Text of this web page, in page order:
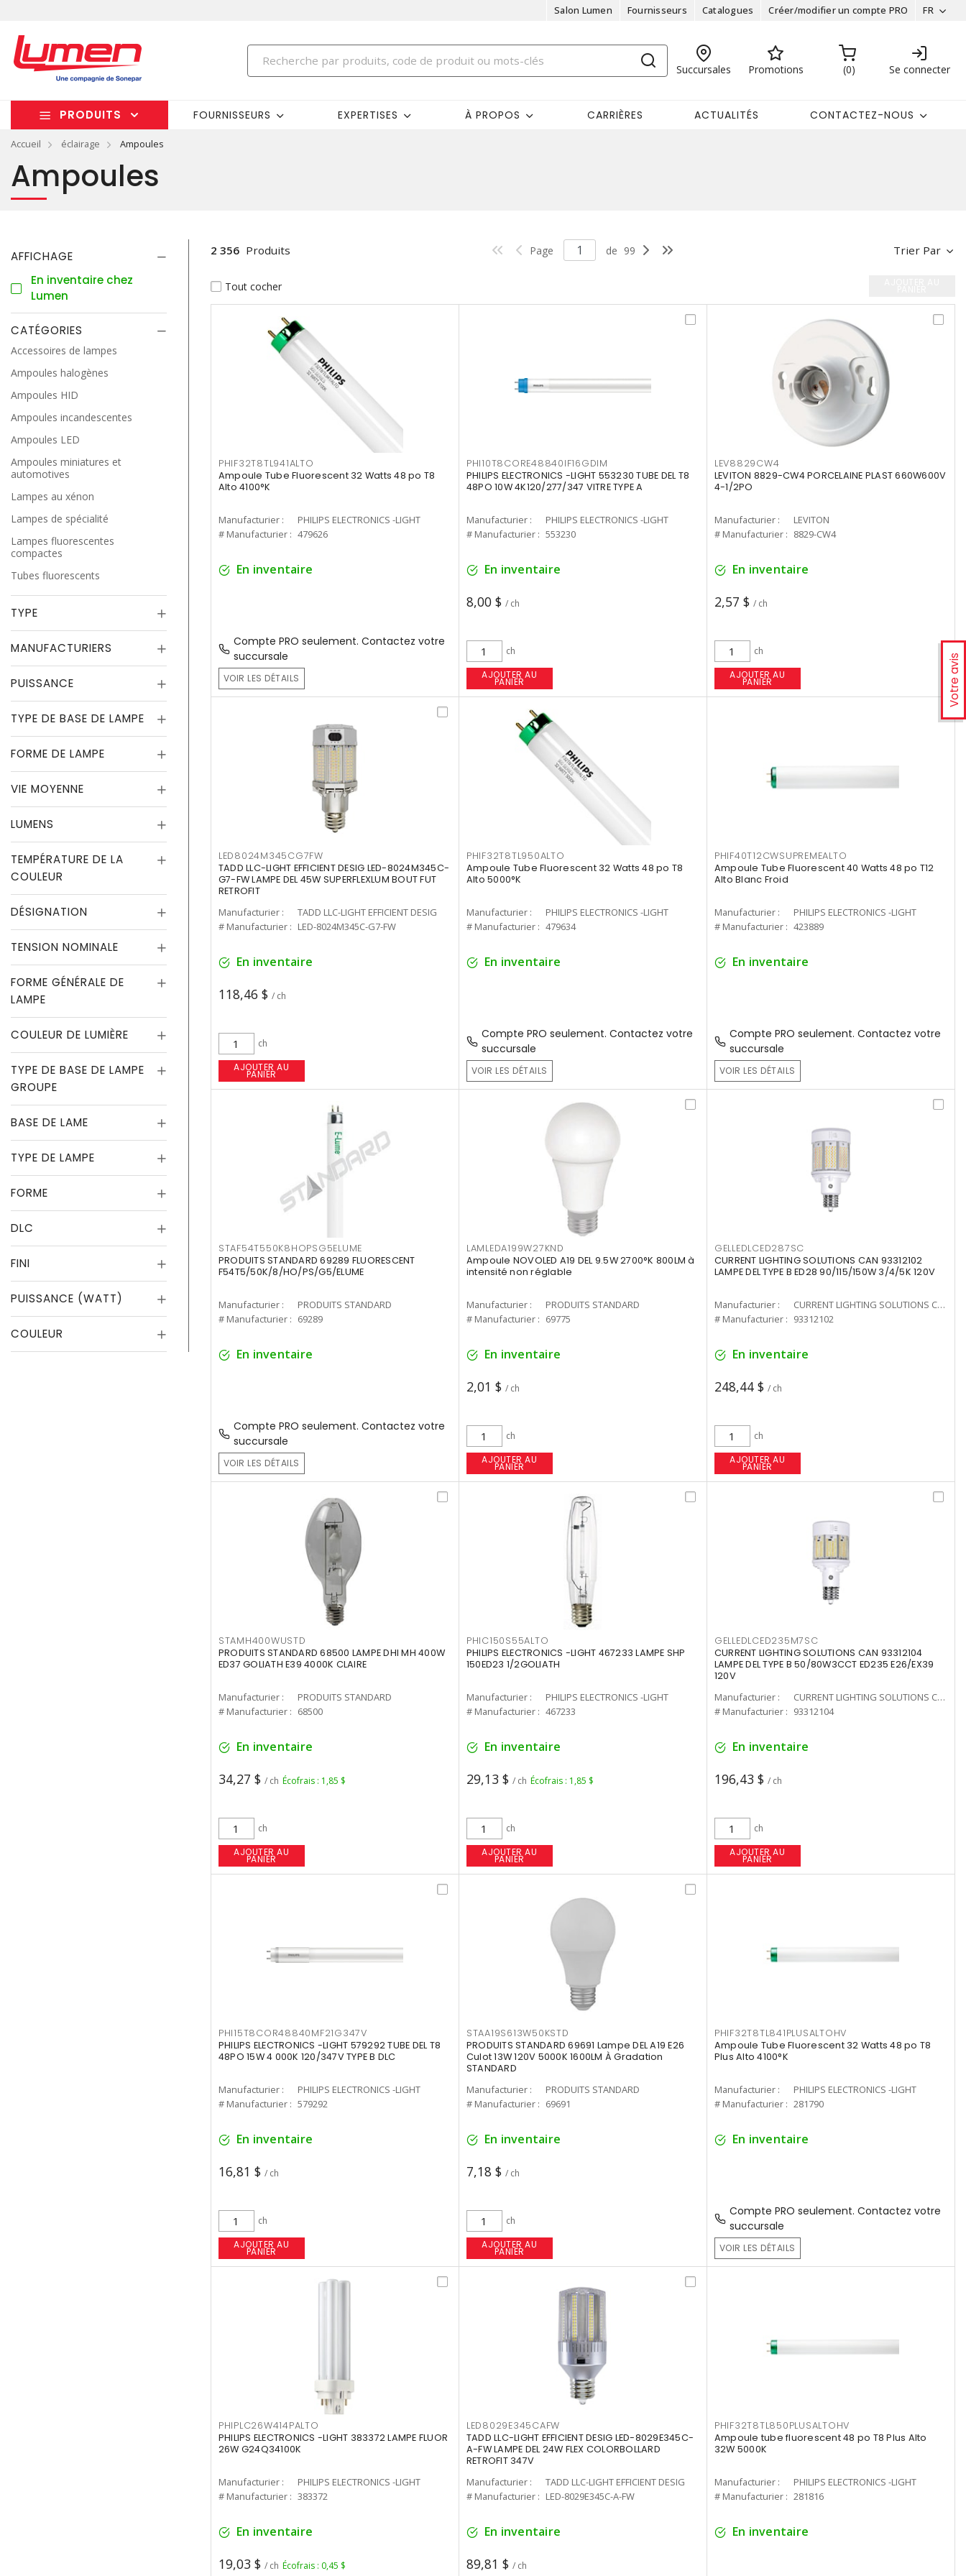
Salon Lumen Fournisseurs Catalogues Créer/modifier un compte PRO FR
Succursales Promotions 0 Se connecter
PRODUITS FOURNISSEURS EXPERTISES À PROPOS CARRIÈRES ACTUALITÉS CONTACTEZ-NOUS
Accueil éclairage Ampoules
Votre avis
Ampoules
AFFICHAGE
En inventaire chez
Lumen
CATÉGORIES
Accessoires de lampes
Ampoules halogènes
Ampoules HID
Ampoules incandescentes
Ampoules LED
Ampoules miniatures et
automotives
Lampes au xénon
Lampes de spécialité
Lampes fluorescentes
compactes
Tubes fluorescents
TYPE
MANUFACTURIERS
PUISSANCE
TYPE DE BASE DE LAMPE
FORME DE LAMPE
VIE MOYENNE
LUMENS
TEMPÉRATURE DE LA
COULEUR
DÉSIGNATION
TENSION NOMINALE
FORME GÉNÉRALE DE
LAMPE
COULEUR DE LUMIÈRE
TYPE DE BASE DE LAMPE
GROUPE
BASE DE LAME
TYPE DE LAMPE
FORME
DLC
FINI
PUISSANCE (WATT)
COULEUR
Trier Par
2 356 Produits Page de 99
Tout cocher
PHIF32T8TL941ALTO
Ampoule Tube Fluorescent 32 Watts 48 po T8
Alto 4100°K
Manufacturier :
PHILIPS ELECTRONICS -LIGHT
# Manufacturier : 479626
En inventaire
Compte PRO seulement. Contactez votre
succursale
VOIR LES DÉTAILS
PHI10T8CORE48840IF16GDIM
PHILIPS ELECTRONICS -LIGHT 553230 TUBE DEL T8
48PO 10W 4K120/277/347 VITRE TYPE A
Manufacturier :
PHILIPS ELECTRONICS -LIGHT
# Manufacturier : 553230
En inventaire
8,00 $ / ch
ch
AJOUTER AU
PANIER
LEV8829CW4
LEVITON 8829-CW4 PORCELAINE PLAST 660W600V
4-1/2PO
Manufacturier :
LEVITON
# Manufacturier : 8829-CW4
En inventaire
2,57 $ / ch
ch
AJOUTER AU
PANIER
LED8024M345CG7FW
TADD LLC-LIGHT EFFICIENT DESIG LED-8024M345C-
G7-FW LAMPE DEL 45W SUPERFLEXLUM BOUT FUT
RETROFIT
Manufacturier :
TADD LLC-LIGHT EFFICIENT DESIG
# Manufacturier : LED-8024M345C-G7-FW
En inventaire
118,46 $ / ch
ch
AJOUTER AU
PANIER
PHIF32T8TL950ALTO
Ampoule Tube Fluorescent 32 Watts 48 po T8
Alto 5000°K
Manufacturier :
PHILIPS ELECTRONICS -LIGHT
# Manufacturier : 479634
En inventaire
Compte PRO seulement. Contactez votre
succursale
VOIR LES DÉTAILS
PHIF40T12CWSUPREMEALTO
Ampoule Tube Fluorescent 40 Watts 48 po T12
Alto Blanc Froid
Manufacturier :
PHILIPS ELECTRONICS -LIGHT
# Manufacturier : 423889
En inventaire
Compte PRO seulement. Contactez votre
succursale
VOIR LES DÉTAILS
STAF54T550K8HOPSG5ELUME
PRODUITS STANDARD 69289 FLUORESCENT
F54T5/50K/8/HO/PS/G5/ELUME
Manufacturier :
PRODUITS STANDARD
# Manufacturier : 69289
En inventaire
Compte PRO seulement. Contactez votre
succursale
VOIR LES DÉTAILS
LAMLEDA199W27KND
Ampoule NOVOLED A19 DEL 9.5W 2700°K 800LM à
intensité non réglable
Manufacturier :
PRODUITS STANDARD
# Manufacturier : 69775
En inventaire
2,01 $ / ch
ch
AJOUTER AU
PANIER
GELLEDLCED287SC
CURRENT LIGHTING SOLUTIONS CAN 93312102
LAMPE DEL TYPE B ED28 90/115/150W 3/4/5K 120V
Manufacturier :
CURRENT LIGHTING SOLUTIONS CAN
# Manufacturier : 93312102
En inventaire
248,44 $ / ch
ch
AJOUTER AU
PANIER
STAMH400WUSTD
PRODUITS STANDARD 68500 LAMPE DHI MH 400W
ED37 GOLIATH E39 4000K CLAIRE
Manufacturier :
PRODUITS STANDARD
# Manufacturier : 68500
En inventaire
34,27 $ / ch Écofrais : 1,85 $
ch
AJOUTER AU
PANIER
PHIC150S55ALTO
PHILIPS ELECTRONICS -LIGHT 467233 LAMPE SHP
150ED23 1/2GOLIATH
Manufacturier :
PHILIPS ELECTRONICS -LIGHT
# Manufacturier : 467233
En inventaire
29,13 $ / ch Écofrais : 1,85 $
ch
AJOUTER AU
PANIER
GELLEDLCED235M7SC
CURRENT LIGHTING SOLUTIONS CAN 93312104
LAMPE DEL TYPE B 50/80W3CCT ED235 E26/EX39
120V
Manufacturier :
CURRENT LIGHTING SOLUTIONS CAN
# Manufacturier : 93312104
En inventaire
196,43 $ / ch
ch
AJOUTER AU
PANIER
PHI15T8COR48840MF21G347V
PHILIPS ELECTRONICS -LIGHT 579292 TUBE DEL T8
48PO 15W 4 000K 120/347V TYPE B DLC
Manufacturier :
PHILIPS ELECTRONICS -LIGHT
# Manufacturier : 579292
En inventaire
16,81 $ / ch
ch
AJOUTER AU
PANIER
STAA19S613W50KSTD
PRODUITS STANDARD 69691 Lampe DEL A19 E26
Culot 13W 120V 5000K 1600LM À Gradation
STANDARD
Manufacturier :
PRODUITS STANDARD
# Manufacturier : 69691
En inventaire
7,18 $ / ch
ch
AJOUTER AU
PANIER
PHIF32T8TL841PLUSALTOHV
Ampoule Tube Fluorescent 32 Watts 48 po T8
Plus Alto 4100°K
Manufacturier :
PHILIPS ELECTRONICS -LIGHT
# Manufacturier : 281790
En inventaire
Compte PRO seulement. Contactez votre
succursale
VOIR LES DÉTAILS
PHIPLC26W414PALTO
PHILIPS ELECTRONICS -LIGHT 383372 LAMPE FLUOR
26W G24Q34100K
Manufacturier :
PHILIPS ELECTRONICS -LIGHT
# Manufacturier : 383372
En inventaire
19,03 $ / ch Écofrais : 0,45 $
LED8029E345CAFW
TADD LLC-LIGHT EFFICIENT DESIG LED-8029E345C-
A-FW LAMPE DEL 24W FLEX COLORBOLLARD
RETROFIT 347V
Manufacturier :
TADD LLC-LIGHT EFFICIENT DESIG
# Manufacturier : LED-8029E345C-A-FW
En inventaire
89,81 $ / ch
PHIF32T8TL850PLUSALTOHV
Ampoule tube fluorescent 48 po T8 Plus Alto
32W 5000K
Manufacturier :
PHILIPS ELECTRONICS -LIGHT
# Manufacturier : 281816
En inventaire